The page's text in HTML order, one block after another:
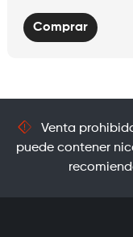
Comprar
Venta prohibida
puede contener